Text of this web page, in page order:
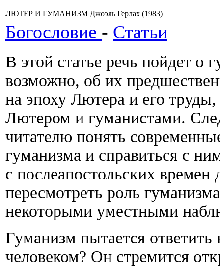
ЛЮТЕР И ГУМАНИЗМ Джоэль Герлах (1983)
Богословие - Статьи
В этой статье речь пойдет о
возможно, об их
на эпоху Лютера и его
Лютером и гуманистами.
читателю понять
гуманизма и справиться с
с послеапостольских
пересмотреть роль
некоторыми уместными
Гуманизм пытается
человеком? Он стремится